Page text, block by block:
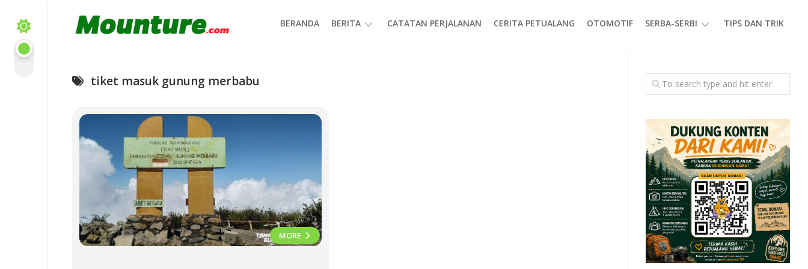
content
BERANDA BERITA CATATAN PERJALANAN CERITA PETUALANG OTOMOTIF SERBA-SERBI
GAYA
HIDUP
TIPS DAN TRIK
tiket masuk gunung merbabu
MORE